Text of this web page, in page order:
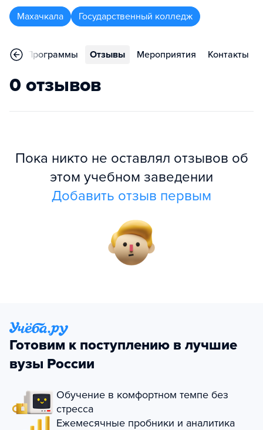
Махачкала Государственный колледж
Программы Отзывы Мероприятия Контакты
0 отзывов
Пока никто не оставлял отзывов об
этом учебном заведении
Добавить отзыв первым
Готовим к поступлению в лучшие
вузы России
Обучение в комфортном темпе без
стресса
Ежемесячные пробники и аналитика